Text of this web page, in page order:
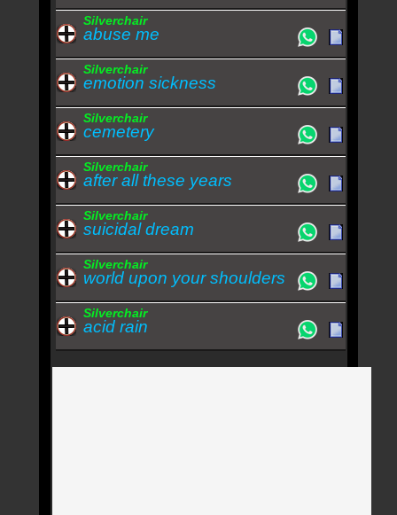
Silverchair
abuse me
Silverchair
emotion sickness
Silverchair
cemetery
Silverchair
after all these years
Silverchair
suicidal dream
Silverchair
world upon your shoulders
Silverchair
acid rain